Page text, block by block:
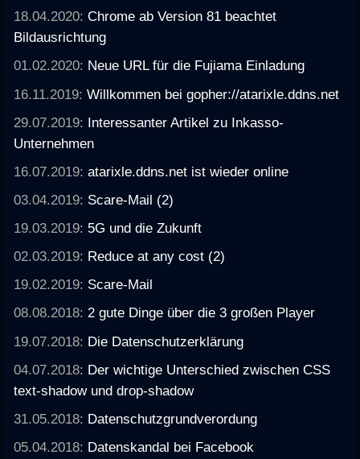
18.04.2020:Chrome ab Version 81 beachtet
Bildausrichtung
01.02.2020: Neue URL für die Fujiama Einladung
16.11.2019:Willkommen bei gopher://atarixle.ddns.net
29.07.2019: Interessanter Artikel zu Inkasso-
Unternehmen
16.07.2019:atarixle.ddns.net ist wieder online
03.04.2019: Scare-Mail (2)
19.03.2019: 5G und die Zukunft
02.03.2019: Reduce at any cost (2)
19.02.2019: Scare-Mail
08.08.2018:2 gute Dinge über die 3 großen Player
19.07.2018: Die Datenschutzerklärung
04.07.2018: Der wichtige Unterschied zwischen CSS
text-shadow und drop-shadow
31.05.2018: Datenschutzgrundverordung
05.04.2018: Datenskandal bei Facebook